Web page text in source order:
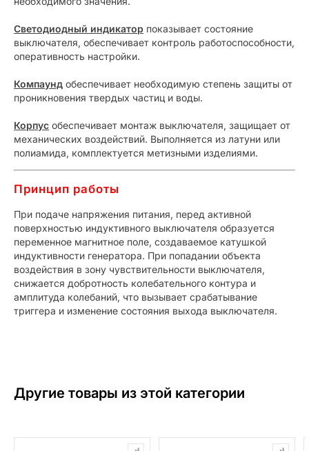
Светодиодный индикатор показывает состояние
выключателя, обеспечивает контроль работоспособности,
оперативность настройки.
Компаунд обеспечивает необходимую степень защиты от
проникновения твердых частиц и воды.
Корпус обеспечивает монтаж выключателя, защищает от
механических воздействий. Выполняется из латуни или
полиамида, комплектуется метизными изделиями.
Принцип работы
При подаче напряжения питания, перед активной
поверхностью индуктивного выключателя образуется
переменное магнитное поле, создаваемое катушкой
индуктивности генератора. При попадании объекта
воздействия в зону чувствительности выключателя,
снижается добротность колебательного контура и
амплитуда колебаний, что вызывает срабатывание
триггера и изменение состояния выхода выключателя.
Другие товары из этой категории